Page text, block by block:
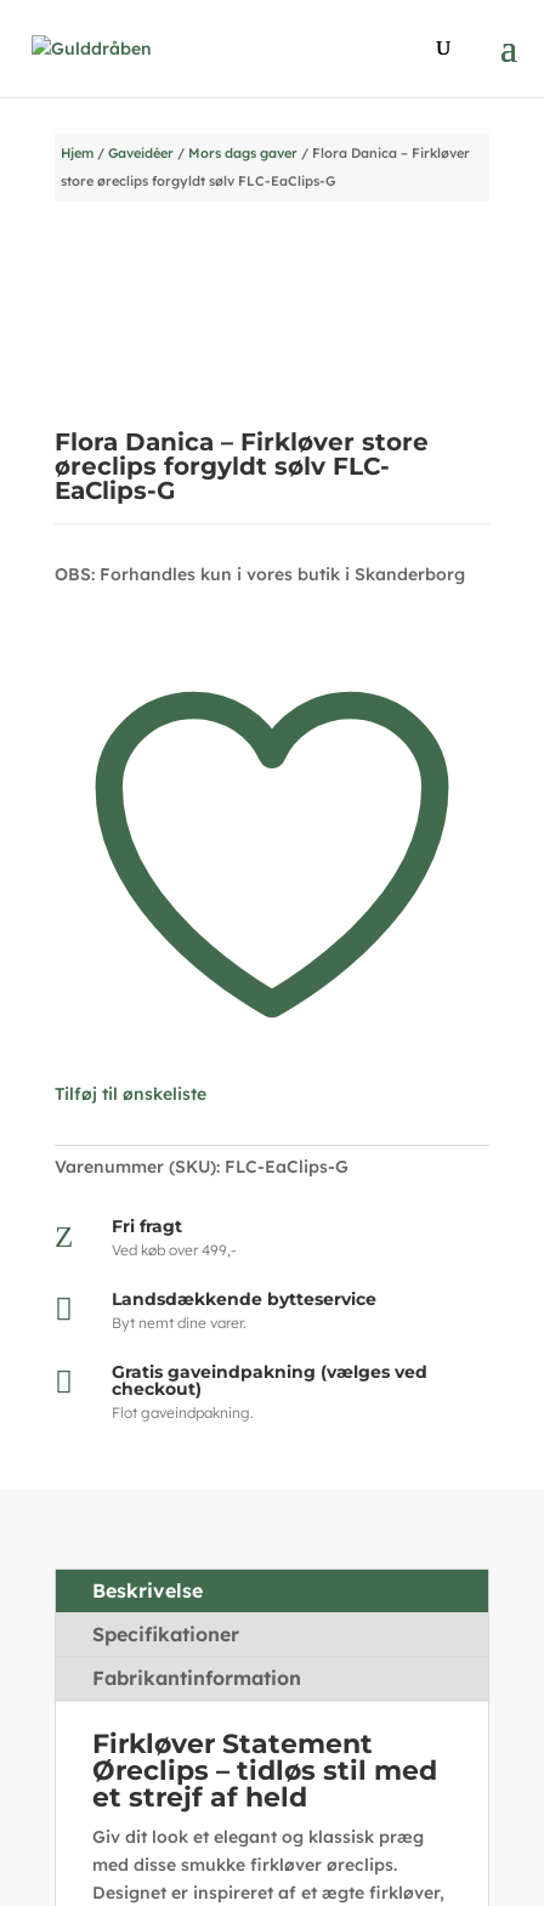
Hjem/ Gaveidéer/ Mors dags gaver/ Flora Danica – Firkløver
store øreclips forgyldt sølv FLC-EaClips-G
Flora Danica – Firkløver store
øreclips forgyldt sølv FLC-
EaClips-G
OBS: Forhandles kun i vores butik i Skanderborg
Tilføj til ønskeliste
Varenummer (SKU): FLC-EaClips-G
Z Fri fragt
Ved køb over 499,-
 Landsdækkende bytteservice
Byt nemt dine varer.
 Gratis gaveindpakning (vælges ved
checkout)
Flot gaveindpakning.
Beskrivelse
Specifikationer
Fabrikantinformation
Firkløver Statement
Øreclips – tidløs stil med
et strejf af held
Giv dit look et elegant og klassisk præg
med disse smukke firkløver øreclips.
Designet er inspireret af et ægte firkløver,